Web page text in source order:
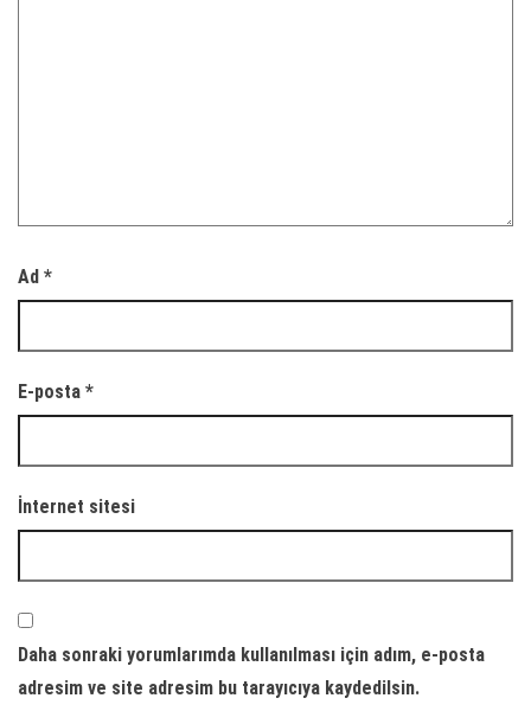
Ad *
E-posta *
İnternet sitesi
Daha sonraki yorumlarımda kullanılması için adım, e-posta
adresim ve site adresim bu tarayıcıya kaydedilsin.